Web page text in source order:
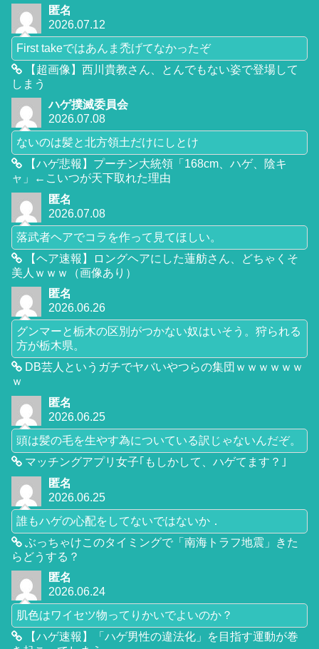
匿名
2026.07.12
First takeではあんま禿げてなかったぞ
【超画像】西川貴教さん、とんでもない姿で登場して
しまう
ハゲ撲滅委員会
2026.07.08
ないのは髪と北方領土だけにしとけ
【ハゲ悲報】プーチン大統領「168cm、ハゲ、陰キ
ャ」←こいつが天下取れた理由
匿名
2026.07.08
落武者ヘアでコラを作って見てほしい。
【ヘア速報】ロングヘアにした蓮舫さん、どちゃくそ
美人ｗｗｗ（画像あり）
匿名
2026.06.26
グンマーと栃木の区別がつかない奴はいそう。狩られる
方が栃木県。
DB芸人というガチでヤバいやつらの集団ｗｗｗｗｗｗ
ｗ
匿名
2026.06.25
頭は髪の毛を生やす為についている訳じゃないんだぞ。
マッチングアプリ女子｢もしかして、ハゲてます？｣
匿名
2026.06.25
誰もハゲの心配をしてないではないか．
ぶっちゃけこのタイミングで「南海トラフ地震」きた
らどうする？
匿名
2026.06.24
肌色はワイセツ物ってりかいでよいのか？
【ハゲ速報】「ハゲ男性の違法化」を目指す運動が巻